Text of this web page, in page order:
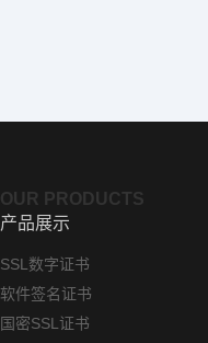
OUR PRODUCTS
产品展示
SSL数字证书
软件签名证书
国密SSL证书